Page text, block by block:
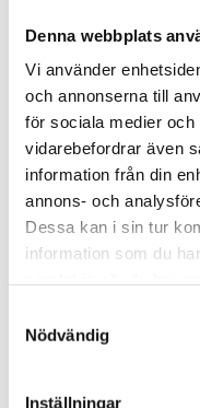
Denna webbplats
Vi använder
och annonserna till
för sociala medier
vidarebefordrar även
information från din
annons- och
Dessa kan i sin tur
information som du
Nödvändig
Inställningar
Minsta beställning: 1 st
Rekommenderat pris: 1
1 157 kr
st
Tillfälligt slut.
Beskrivning